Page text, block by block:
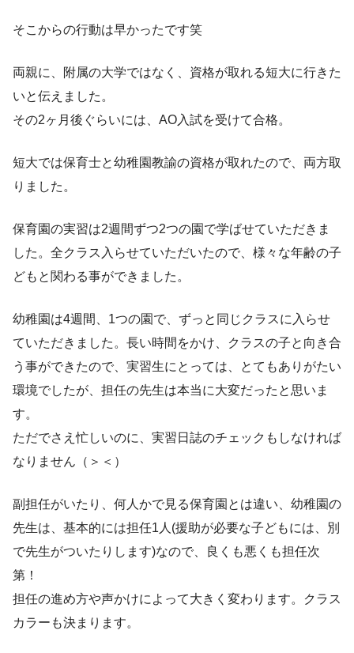
そこからの行動は早かったです笑
両親に、附属の大学ではなく、資格が取れる短大に行きた
いと伝えました。
その2ヶ月後ぐらいには、AO入試を受けて合格。
短大では保育士と幼稚園教諭の資格が取れたので、両方取
りました。
保育園の実習は2週間ずつ2つの園で学ばせていただきま
した。全クラス入らせていただいたので、様々な年齢の子
どもと関わる事ができました。
幼稚園は4週間、1つの園で、ずっと同じクラスに入らせ
ていただきました。長い時間をかけ、クラスの子と向き合
う事ができたので、実習生にとっては、とてもありがたい
環境でしたが、担任の先生は本当に大変だったと思いま
す。
ただでさえ忙しいのに、実習日誌のチェックもしなければ
なりません（＞＜）
副担任がいたり、何人かで見る保育園とは違い、幼稚園の
先生は、基本的には担任1人(援助が必要な子どもには、別
で先生がついたりします)なので、良くも悪くも担任次
第！
担任の進め方や声かけによって大きく変わります。クラス
カラーも決まります。